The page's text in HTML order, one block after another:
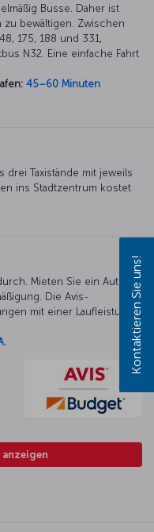
Busse. Daher ist
bewältigen. Zwischen
175, 188 und 331,
N32. Eine einfache Fahrt
45–60 Minuten
drei Taxistände mit jeweils
ins Stadtzentrum kostet
Mieten Sie ein Auto
Die Avis-
mit einer Laufleistung Kontaktieren Sie uns!